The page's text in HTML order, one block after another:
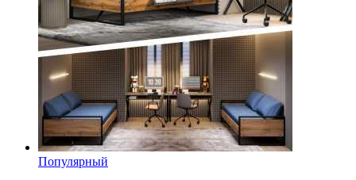
Популярный